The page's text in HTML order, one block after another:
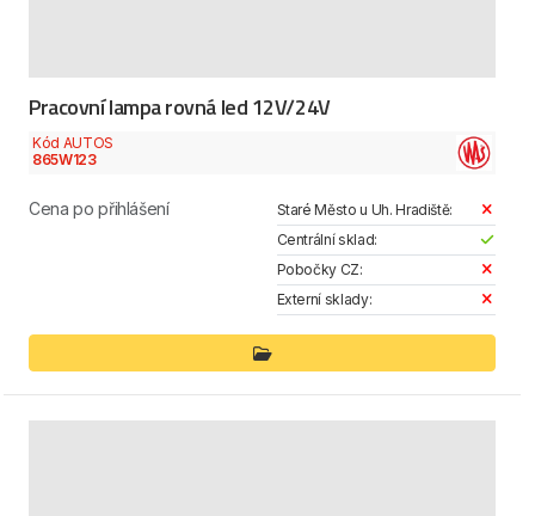
Pracovní lampa rovná led 12V/24V
Kód AUTOS
865W123
Cena po přihlášení
Staré Město u Uh. Hradiště:
Centrální sklad:
Pobočky CZ:
Externí sklady: